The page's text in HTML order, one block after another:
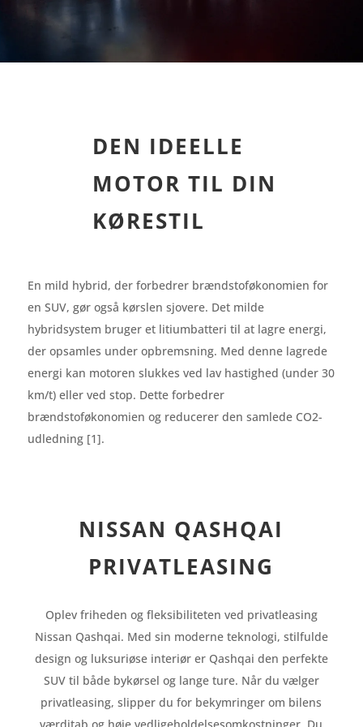
DEN IDEELLE
MOTOR TIL DIN
KØRESTIL
En mild hybrid, der forbedrer brændstoføkonomien for
en SUV, gør også kørslen sjovere. Det milde
hybridsystem bruger et litiumbatteri til at lagre energi,
der opsamles under opbremsning. Med denne lagrede
energi kan motoren slukkes ved lav hastighed (under 30
km/t) eller ved stop. Dette forbedrer
brændstoføkonomien og reducerer den samlede CO2-
udledning [1].
NISSAN QASHQAI
PRIVATLEASING
Oplev friheden og fleksibiliteten ved privatleasing
Nissan Qashqai. Med sin moderne teknologi, stilfulde
design og luksuriøse interiør er Qashqai den perfekte
SUV til både bykørsel og lange ture. Når du vælger
privatleasing, slipper du for bekymringer om bilens